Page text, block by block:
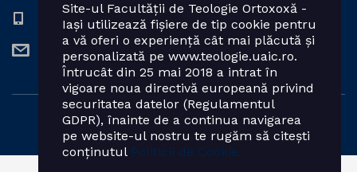
0232 201328; 0232 201102 int. 2424, 2423, 2425
teologie.ortodoxa@uaic.ro
Powered by: Facultatea de Teologie Ortodoxă - Iași
Site-ul Facultății de Teologie Ortoxoxă -
Iași utilizează fișiere de tip cookie pentru
a vă oferi o experiență cât mai plăcută și
personalizată pe www.teologie.uaic.ro.
Întrucât din 25 mai 2018 a intrat în
vigoare noua directivă europeană privind
securitatea datelor (Regulamentul
GDPR), înainte de a continua navigarea
pe website-ul nostru te rugăm să citești
conținutul Politicii de Cookie.